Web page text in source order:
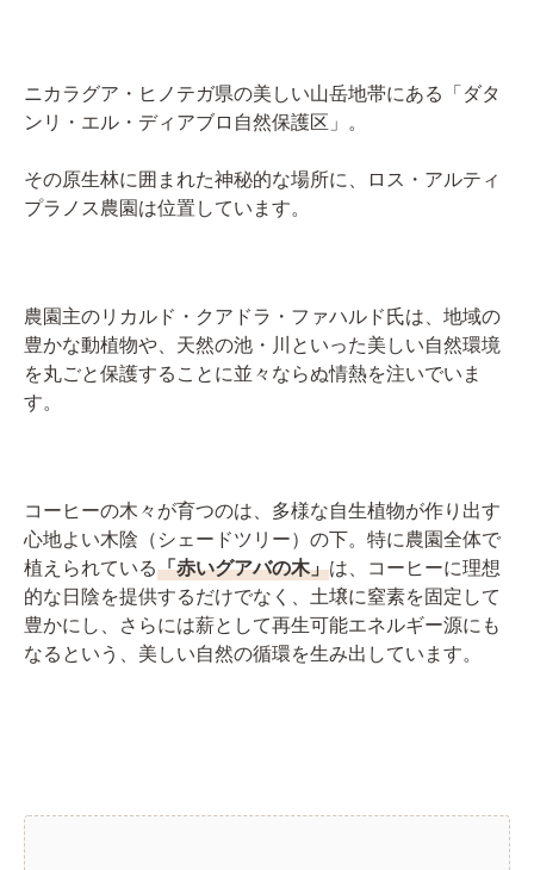
ニカラグア・ヒノテガ県の美しい山岳地帯にある「ダタ
ンリ・エル・ディアブロ自然保護区」。
その原生林に囲まれた神秘的な場所に、ロス・アルティ
プラノス農園は位置しています。
農園主のリカルド・クアドラ・ファハルド氏は、地域の
豊かな動植物や、天然の池・川といった美しい自然環境
を丸ごと保護することに並々ならぬ情熱を注いでいま
す。
コーヒーの木々が育つのは、多様な自生植物が作り出す
心地よい木陰（シェードツリー）の下。特に農園全体で
植えられている「赤いグアバの木」は、コーヒーに理想
的な日陰を提供するだけでなく、土壌に窒素を固定して
豊かにし、さらには薪として再生可能エネルギー源にも
なるという、美しい自然の循環を生み出しています。